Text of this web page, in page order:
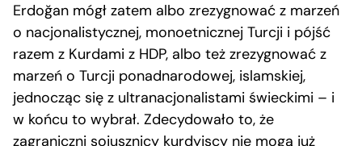
Erdoğan mógł zatem albo zrezygnować z marzeń
o nacjonalistycznej, monoetnicznej Turcji i pójść
razem z Kurdami z HDP, albo też zrezygnować z
marzeń o Turcji ponadnarodowej, islamskiej,
jednocząc się z ultranacjonalistami świeckimi – i
w końcu to wybrał. Zdecydowało to, że
zagraniczni sojusznicy kurdyjscy nie mogą już